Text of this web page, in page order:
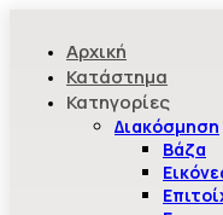
Αρχική
Κατάστημα
Κατηγορίες
Διακόσμηση
Βάζα